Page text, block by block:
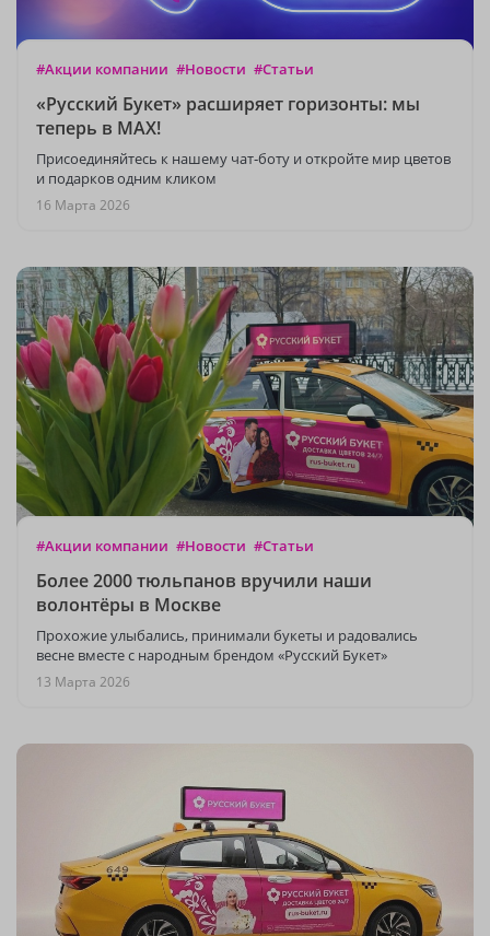
#Акции компании #Новости #Статьи
«Русский Букет» расширяет горизонты: мы
теперь в MAX!
Присоединяйтесь к нашему чат‑боту и откройте мир цветов
и подарков одним кликом
16 Марта 2026
#Акции компании #Новости #Статьи
Более 2000 тюльпанов вручили наши
волонтёры в Москве
Прохожие улыбались, принимали букеты и радовались
весне вместе с народным брендом «Русский Букет»
13 Марта 2026